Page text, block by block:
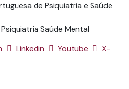
Saúde Mental
Linkedin Youtube
X-